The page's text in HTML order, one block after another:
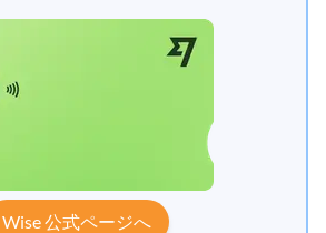
Wise 公式ページへ